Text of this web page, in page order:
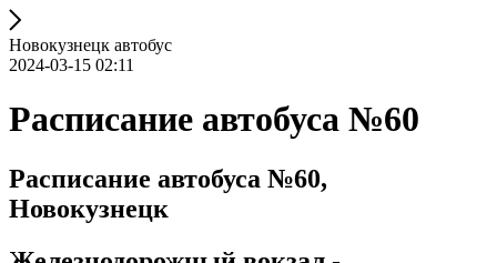
Новокузнецк автобус
2024-03-15 02:11
Расписание автобуса №60
Расписание автобуса №60,
Новокузнецк